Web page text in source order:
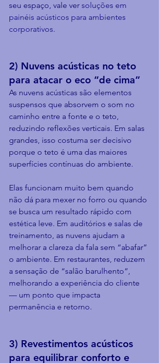
seu espaço, vale ver soluções em
painéis acústicos para ambientes
corporativos.
2) Nuvens acústicas no teto
para atacar o eco “de cima”
As nuvens acústicas são elementos
suspensos que absorvem o som no
caminho entre a fonte e o teto,
reduzindo reflexões verticais. Em salas
grandes, isso costuma ser decisivo
porque o teto é uma das maiores
superfícies contínuas do ambiente.
Elas funcionam muito bem quando
não dá para mexer no forro ou quando
se busca um resultado rápido com
estética leve. Em auditórios e salas de
treinamento, as nuvens ajudam a
melhorar a clareza da fala sem “abafar”
o ambiente. Em restaurantes, reduzem
a sensação de “salão barulhento”,
melhorando a experiência do cliente
— um ponto que impacta
permanência e retorno.
3) Revestimentos acústicos
para equilibrar conforto e